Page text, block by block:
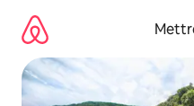
directement
contenu